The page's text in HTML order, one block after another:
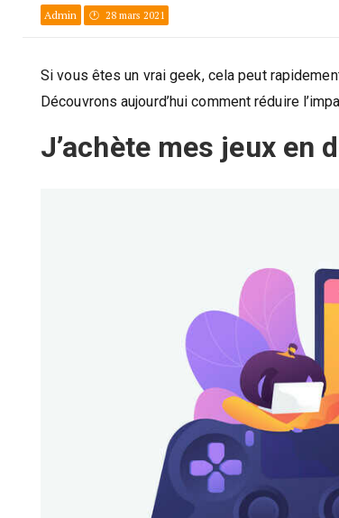
Admin 28 mars 2021
Si vous êtes un vrai geek, cela peut
Découvrons aujourd’hui comment réduire
J’achète mes jeux en